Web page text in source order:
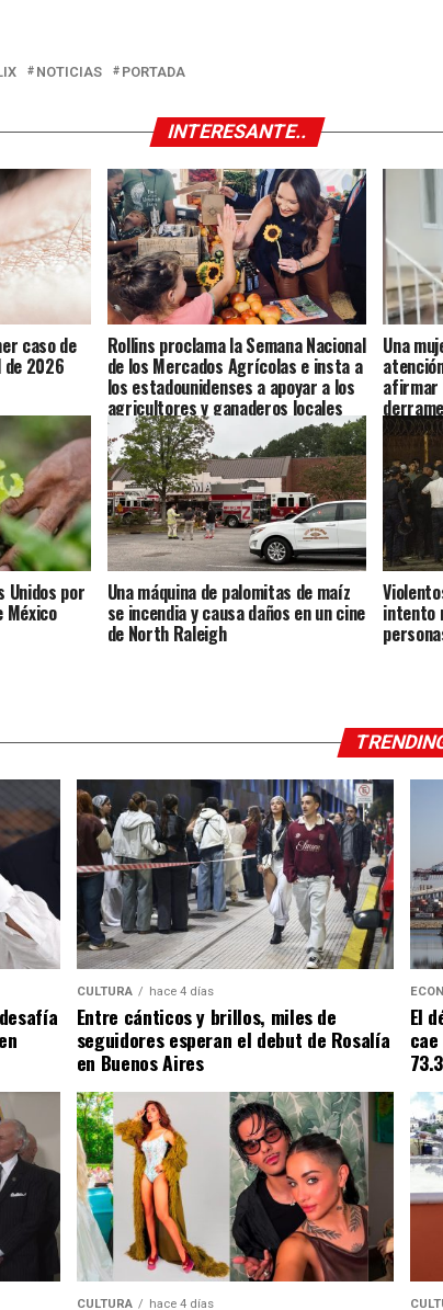
NOTICIAS PORTADA
INTERESANTE..
caso de
de 2026
Rollins proclama la Semana Nacional
de los Mercados Agrícolas e insta a
los estadounidenses a apoyar a los
agricultores y ganaderos locales
Una
afirmar
bajo
Unidos por
México
Una máquina de palomitas de maíz
se incendia y causa daños en un cine
de North Raleigh
intento
CULTURA hace 4 días
Entre cánticos y brillos, miles de
seguidores esperan el debut de Rosalía
en Buenos Aires
El
CULTURA hace 4 días